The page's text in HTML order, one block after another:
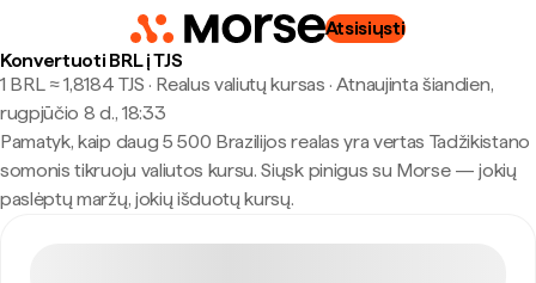
Atsisiųsti
Konvertuoti BRL į TJS
1 BRL ≈ 1,8184 TJS · Realus valiutų kursas · Atnaujinta šiandien,
rugpjūčio 8 d., 18:33
Pamatyk, kaip daug 5 500 Brazilijos realas yra vertas Tadžikistano
somonis tikruoju valiutos kursu. Siųsk pinigus su Morse — jokių
paslėptų maržų, jokių išduotų kursų.